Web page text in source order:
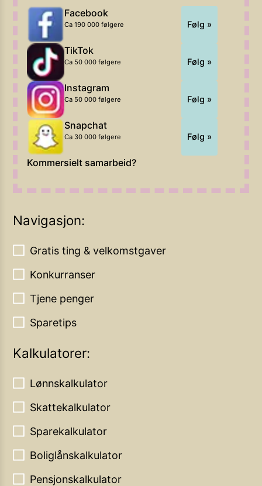
Facebook
Ca 190 000 følgere Følg »
TikTok
Ca 50 000 følgere Følg »
Instagram
Ca 50 000 følgere Følg »
Snapchat
Ca 30 000 følgere Følg »
Kommersielt samarbeid?
Navigasjon:
Gratis ting & velkomstgaver
Konkurranser
Tjene penger
Sparetips
Kalkulatorer:
Lønnskalkulator
Skattekalkulator
Sparekalkulator
Boliglånskalkulator
Pensjonskalkulator